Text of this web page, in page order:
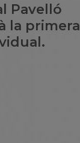
Pavelló
la primera